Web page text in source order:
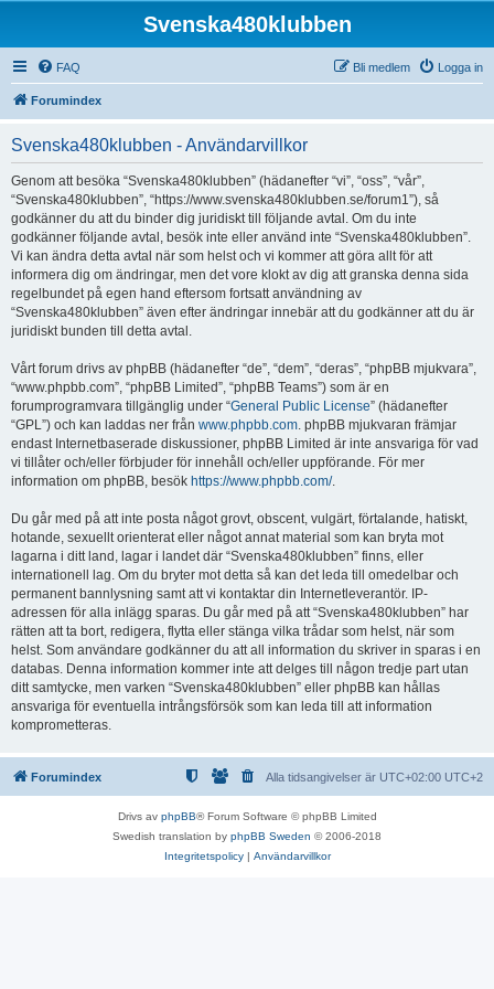
Svenska480klubben
FAQ Logga in
Bli medlem
Forumindex
Svenska480klubben - Användarvillkor
Genom att besöka “Svenska480klubben” (hädanefter “vi”, “oss”, “vår”,
“Svenska480klubben”, “https://www.svenska480klubben.se/forum1”), så
godkänner du att du binder dig juridiskt till följande avtal. Om du inte
godkänner följande avtal, besök inte eller använd inte “Svenska480klubben”.
Vi kan ändra detta avtal när som helst och vi kommer att göra allt för att
informera dig om ändringar, men det vore klokt av dig att granska denna sida
regelbundet på egen hand eftersom fortsatt användning av
“Svenska480klubben” även efter ändringar innebär att du godkänner att du är
juridiskt bunden till detta avtal.
Vårt forum drivs av phpBB (hädanefter “de”, “dem”, “deras”, “phpBB mjukvara”,
“www.phpbb.com”, “phpBB Limited”, “phpBB Teams”) som är en
forumprogramvara tillgänglig under “General Public License” (hädanefter
“GPL”) och kan laddas ner från www.phpbb.com. phpBB mjukvaran främjar
endast Internetbaserade diskussioner, phpBB Limited är inte ansvariga för vad
vi tillåter och/eller förbjuder för innehåll och/eller uppförande. För mer
information om phpBB, besök https://www.phpbb.com/.
Du går med på att inte posta något grovt, obscent, vulgärt, förtalande, hatiskt,
hotande, sexuellt orienterat eller något annat material som kan bryta mot
lagarna i ditt land, lagar i landet där “Svenska480klubben” finns, eller
internationell lag. Om du bryter mot detta så kan det leda till omedelbar och
permanent bannlysning samt att vi kontaktar din Internetleverantör. IP-
adressen för alla inlägg sparas. Du går med på att “Svenska480klubben” har
rätten att ta bort, redigera, flytta eller stänga vilka trådar som helst, när som
helst. Som användare godkänner du att all information du skriver in sparas i en
databas. Denna information kommer inte att delges till någon tredje part utan
ditt samtycke, men varken “Svenska480klubben” eller phpBB kan hållas
ansvariga för eventuella intrångsförsök som kan leda till att information
komprometteras.
Forumindex Alla tidsangivelser är UTC+02:00 UTC+2
Drivs av phpBB® Forum Software © phpBB Limited
Swedish translation by phpBB Sweden © 2006-2018
Integritetspolicy| Användarvillkor